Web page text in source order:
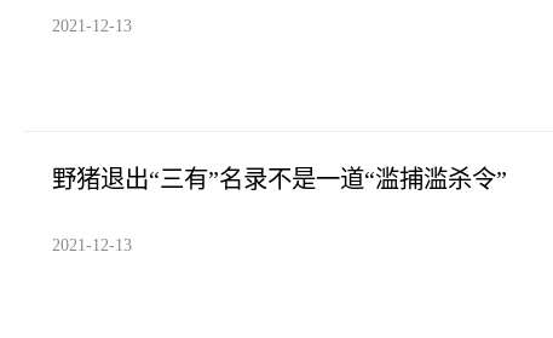
2021-12-13
野猪退出“三有”名录不是一道“滥捕滥杀令”
2021-12-13